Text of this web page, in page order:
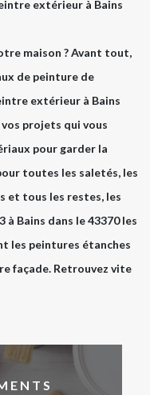
extérieur à Bains
maison ? Avant tout,
de peinture de
extérieur à Bains
vos projets qui vous
pour garder la
toutes les saletés, les
et tous les restes, les
à Bains dans le 43370 les
les peintures étanches
façade. Retrouvez vite